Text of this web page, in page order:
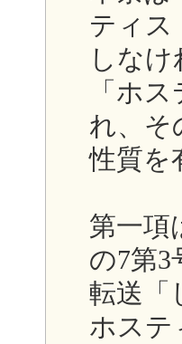
ティス
しな
「ホ
れ、そ
性質を
第一項
の7第
転送「
ホステ